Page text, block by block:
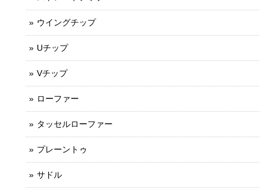
ウイングチップ
Uチップ
Vチップ
ローファー
タッセルローファー
プレーントゥ
サドル